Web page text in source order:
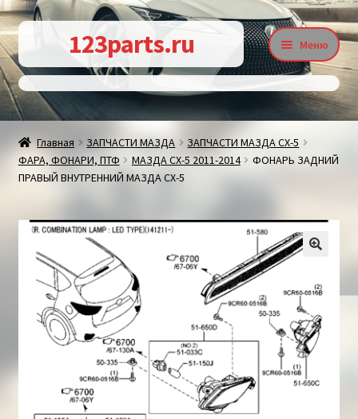
Перейти
к
навигации
Перейти
к
содержимому
123parts.ru Меню
Контакты
Статьи
Доставка и оплата
Корзина
Главная ЗАПЧАСТИ МАЗДА
ЗАПЧАСТИ МАЗДА СХ-5
ФАРА, ФОНАРИ, ПТФ
МАЗДА СХ-5 2011-2014
ФОНАРЬ ЗАДНИЙ
ПРАВЫЙ ВНУТРЕННИЙ МАЗДА СХ-5